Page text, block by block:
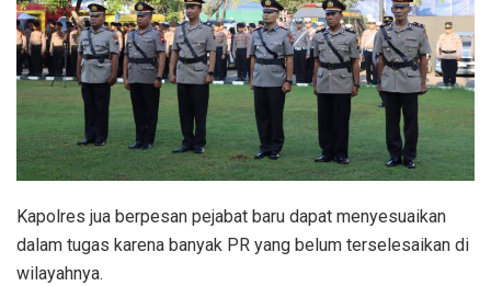
Kapolres jua berpesan pejabat baru dapat menyesuaikan
dalam tugas karena banyak PR yang belum terselesaikan di
wilayahnya.